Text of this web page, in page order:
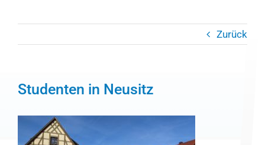
Zurück
Studenten in Neusitz